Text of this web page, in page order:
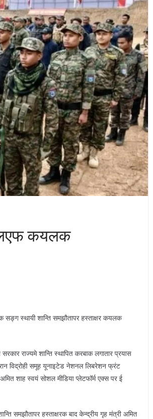
कयलक
स्थायी शान्ति समझौतापर हस्ताक्षर कयलक
राज्यमे शान्ति स्थापित करबाक लगातार प्रयास
विद्रोही समूह यूनाइटेड नेशनल लिबरेशन फ्रंट
शाह स्वयं सोशल मीडिया प्लेटफॉर्म एक्स पर ई
समझौतापर हस्ताक्षरक बाद केन्द्रीय गृह मंत्री अमित